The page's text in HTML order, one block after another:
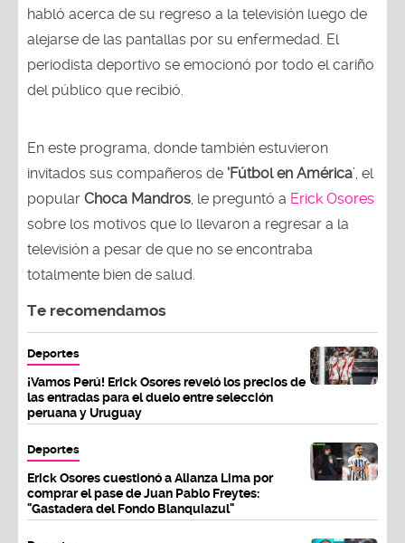
habló acerca de su regreso a la televisión luego de
alejarse de las pantallas por su enfermedad. El
periodista deportivo se emocionó por todo el cariño
del público que recibió.
En este programa, donde también estuvieron
invitados sus compañeros de ‘Fútbol en América’, el
popular Choca Mandros, le preguntó a Erick Osores
sobre los motivos que lo llevaron a regresar a la
televisión a pesar de que no se encontraba
totalmente bien de salud.
Te recomendamos
Deportes
¡Vamos Perú! Erick Osores reveló los precios de
las entradas para el duelo entre selección
peruana y Uruguay
Deportes
Erick Osores cuestionó a Alianza Lima por
comprar el pase de Juan Pablo Freytes:
"Gastadera del Fondo Blanquiazul"